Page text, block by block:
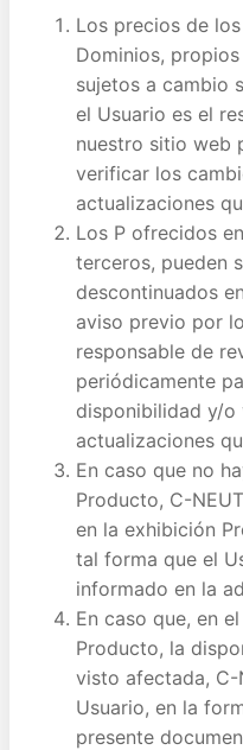
Los precios de
Dominios,
sujetos a cambio
el Usuario es el
nuestro sitio web
verificar los
actualizaciones
Los P ofrecidos
terceros, pueden
descontinuados
aviso previo por
responsable de
periódicamente
disponibilidad y/o
actualizaciones
En caso que no
Producto, C-
en la exhibición
tal forma que el
informado en la
En caso que, en
Producto, la
visto afectada, C-
Usuario, en la
presente